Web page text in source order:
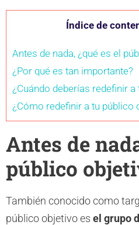
Índice de
Antes de nada, ¿qué es el
¿Por qué es tan importante?
¿Cuándo deberías redefinir
¿Cómo redefinir a tu público
Antes de
público
También conocido como
público objetivo es el grupo